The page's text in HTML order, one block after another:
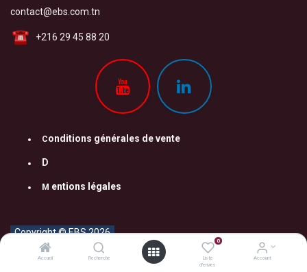
Accueil Recherche
0
Liste
d'envies
Account
contact@ebs.com.tn
+216 29 45 88 20
Conditions générales de vente
D
M entions légales
Copyright © EBS 2026